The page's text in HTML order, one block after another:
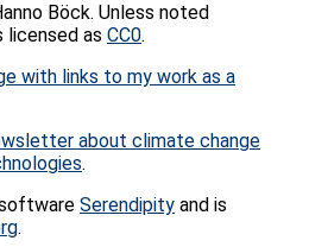
Böck. Unless noted
as CC0.
with links to my work as a
about climate change
.
Serendipity and is
.